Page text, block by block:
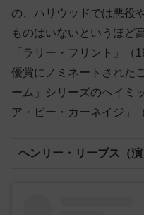
の、ハリウッドでは悪役
ものはいないというほど
「ラリー・フリント」（
優賞にノミネートされた
ーム」シリーズのヘイミ
ア・ビー・カーネイジ」
ヘンリー・リーブス（